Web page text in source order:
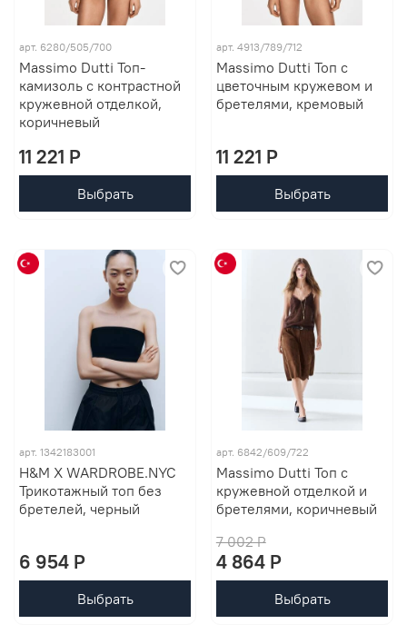
арт. 6280/505/700
Massimo Dutti Топ-
камизоль с контрастной
кружевной отделкой,
коричневый
11 221 P
Выбрать
арт. 4913/789/712
Massimo Dutti Топ с
цветочным кружевом и
бретелями, кремовый
11 221 P
Выбрать
арт. 1342183001
H&M X WARDROBE.NYC
Трикотажный топ без
бретелей, черный
6 954 P
Выбрать
арт. 6842/609/722
Massimo Dutti Топ с
кружевной отделкой и
бретелями, коричневый
7 002 P
4 864 P
Выбрать